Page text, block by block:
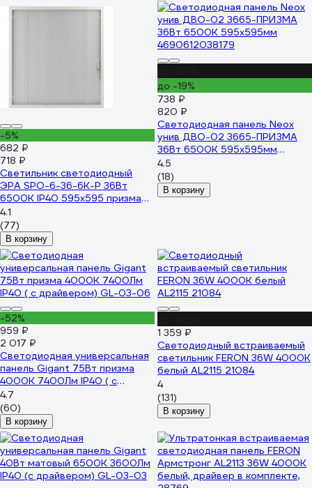
-5%
682 ₽
718 ₽
Светильник светодиодный
ЭРА SPO-6-36-6K-P 36Вт
6500К IP40 595x595 призма
Б0039056
4.1
(77)
В корзину
до -19%
738 ₽
820 ₽
Светодиодная панель Neox
унив ДВО-02 3665-ПРИЗМА
36Вт 6500К 595х595мм
4690612038179
4.5
(18)
В корзину
-52%
959 ₽
2 017 ₽
Светодиодная универсальная
панель Gigant 75Вт призма
4000K 7400Лм IP40 ( с
драйвером) GL-03-06
4.7
(60)
В корзину
1 359 ₽
Светодиодный встраиваемый
светильник FERON 36W 4000K
белый AL2115 21084
4
(131)
В корзину